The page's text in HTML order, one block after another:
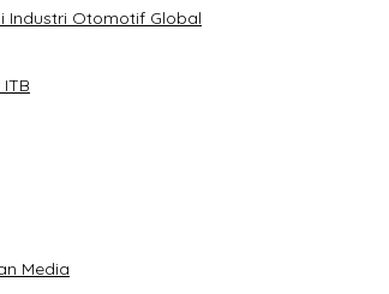
Industri Otomotif Global
Media